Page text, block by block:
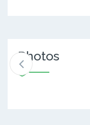
Photos